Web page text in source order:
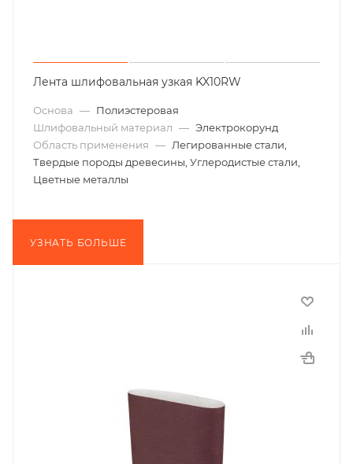
Лента шлифовальная узкая KX10RW
Основа — Полиэстеровая
Шлифовальный материал — Электрокорунд
Область применения — Легированные стали,
Твердые породы древесины, Углеродистые стали,
Цветные металлы
УЗНАТЬ БОЛЬШЕ